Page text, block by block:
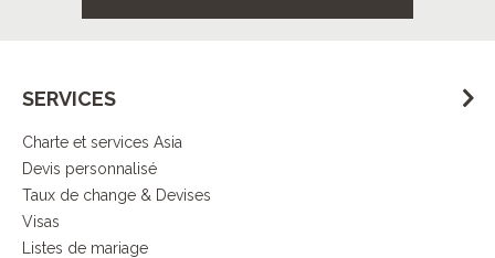
SERVICES
Charte et services Asia
Devis personnalisé
Taux de change & Devises
Visas
Listes de mariage